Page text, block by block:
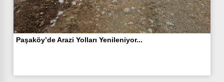
Paşaköy’de Arazi Yolları Yenileniyor...